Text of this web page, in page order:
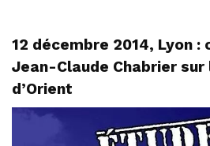
12 décembre 2014, Lyon :
Jean-Claude Chabrier
d’Orient